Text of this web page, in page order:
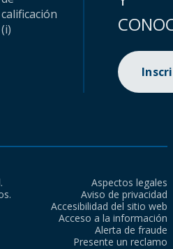
calificación
(i)
Aspectos legales
Aviso de privacidad
Accesibilidad del sitio web
Acceso a la información
Alerta de fraude
Presente un reclamo